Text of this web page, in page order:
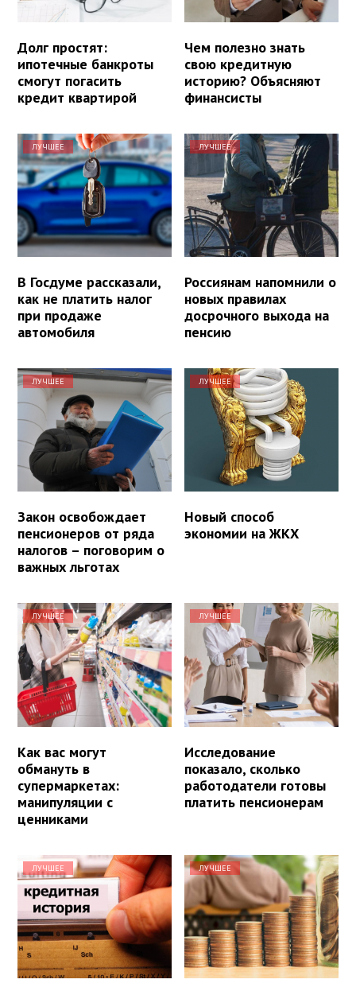
Долг простят:
ипотечные банкроты
смогут погасить
кредит квартирой
Чем полезно знать
свою кредитную
историю? Объясняют
финансисты
ЛУЧШЕЕ
В Госдуме рассказали,
как не платить налог
при продаже
автомобиля
ЛУЧШЕЕ
Россиянам напомнили о
новых правилах
досрочного выхода на
пенсию
ЛУЧШЕЕ
Закон освобождает
пенсионеров от ряда
налогов – поговорим о
важных льготах
ЛУЧШЕЕ
Новый способ
экономии на ЖКХ
ЛУЧШЕЕ
Как вас могут
обмануть в
супермаркетах:
манипуляции с
ценниками
ЛУЧШЕЕ
Исследование
показало, сколько
работодатели готовы
платить пенсионерам
ЛУЧШЕЕ ЛУЧШЕЕ